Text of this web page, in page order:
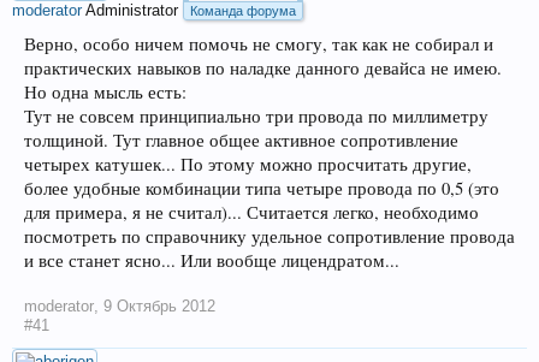
moderator Administrator Команда форума
Верно, особо ничем помочь не смогу, так как не собирал и
практических навыков по наладке данного девайса не имею.
Но одна мысль есть:
Тут не совсем принципиально три провода по миллиметру
толщиной. Тут главное общее активное сопротивление
четырех катушек... По этому можно просчитать другие,
более удобные комбинации типа четыре провода по 0,5 (это
для примера, я не считал)... Считается легко, необходимо
посмотреть по справочнику удельное сопротивление провода
и все станет ясно... Или вообще лицендратом...
moderator, 9 Октябрь 2012
#41